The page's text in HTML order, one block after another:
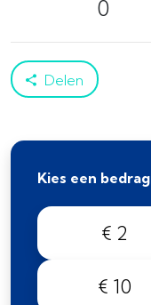
0
Delen
Kies een bedrag
€ 2
€ 10